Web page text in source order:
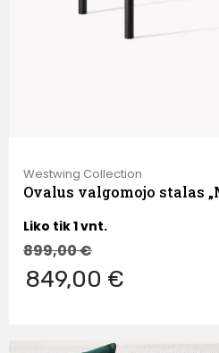
Westwing Collection
Ovalus valgomojo stalas
Liko tik 1 vnt.
899,00€
849,00 €